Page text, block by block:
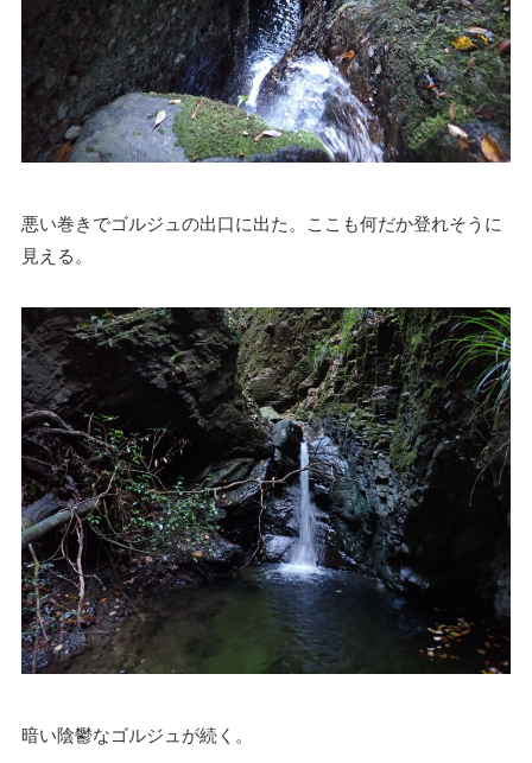
悪い巻きでゴルジュの出口に出た。ここも何だか登れそうに
見える。
暗い陰鬱なゴルジュが続く。